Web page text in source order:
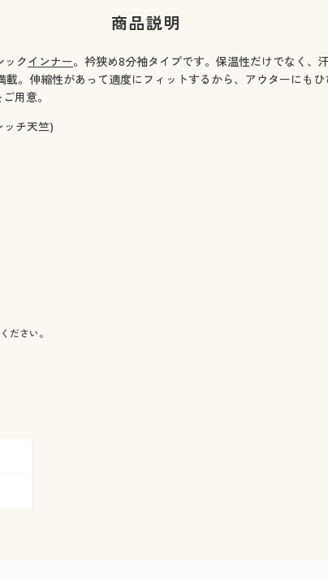
商品説明
ックインナー。衿狭め8分袖タイプです。保温性だけでなく、
。伸縮性があって適度にフィットするから、アウターにも
用意。
チ天竺)
ださい。